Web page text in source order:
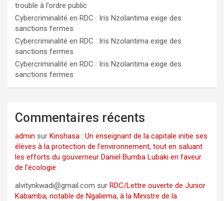
trouble à l’ordre public
Cybercriminalité en RDC : Iris Nzolantima exige des
sanctions fermes
Cybercriminalité en RDC : Iris Nzolantima exige des
sanctions fermes
Cybercriminalité en RDC : Iris Nzolantima exige des
sanctions fermes
Commentaires récents
admin sur Kinshasa : Un enseignant de la capitale initie ses
élèves à la protection de l’environnement, tout en saluant
les efforts du gouverneur Daniel Bumba Lubaki en faveur
de l’écologie
alvitynkwadi@gmail.com sur RDC/Lettre ouverte de Junior
Kabamba, notable de Ngaliema, à la Ministre de la